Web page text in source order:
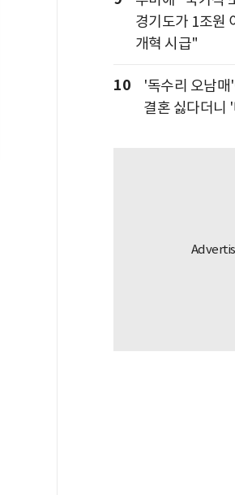
경기도가 1조원
개혁 시급"
10
'독수리 오남
결혼 싫다더니